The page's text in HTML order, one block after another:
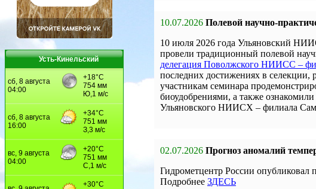
Усть-Кинельский
10.07.2026 Полевой научно-
10 июля 2026 года Ульяновский
провели традиционный полевой
делегация Поволжского НИИСС –
последних достижениях в селекции,
участникам семинара
биоудобрениями, а также
Ульяновского НИИСХ – филиала
02.07.2026 Прогноз аномалий
Гидрометцентр России опубликовал
Подробнее ЗДЕСЬ